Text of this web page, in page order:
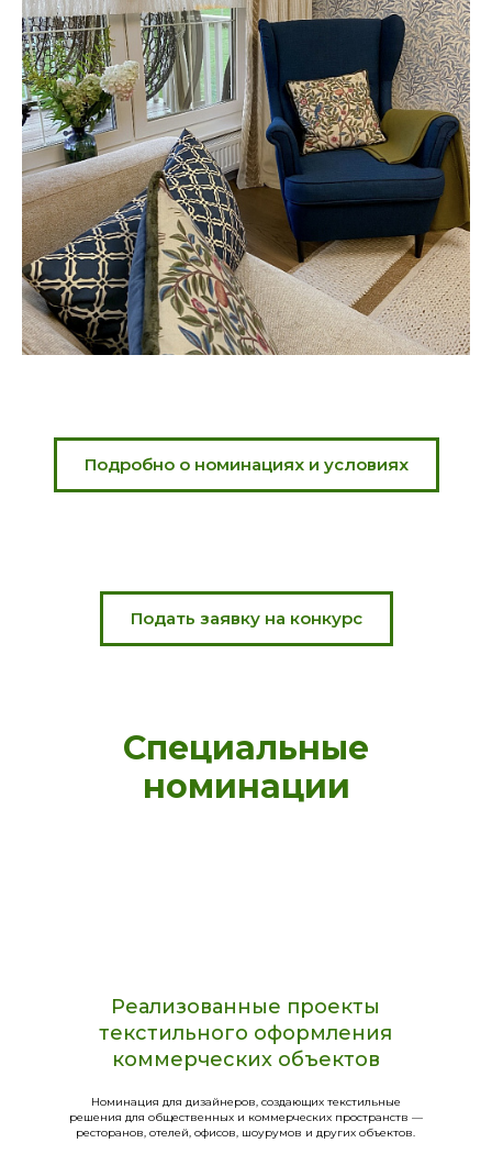
Подробно о номинациях и условиях
Подать заявку на конкурс
Специальные
номинации
Реализованные проекты
текстильного оформления
коммерческих объектов
Номинация для дизайнеров, создающих текстильные
решения для общественных и коммерческих пространств —
ресторанов, отелей, офисов, шоурумов и других объектов.